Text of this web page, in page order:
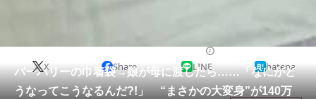
会員記事
バーバリーの巾着袋→娘が母に渡したら……「なにがど
うなってこうなるんだ?!」 “まさかの大変身”が140万
X Share LINE hatena